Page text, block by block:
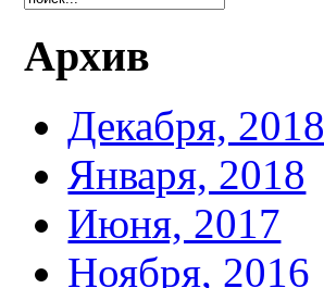
Архив
Декабря, 2018
Января, 2018
Июня, 2017
Ноября, 2016